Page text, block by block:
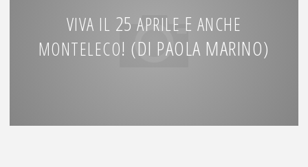
VIVA IL 25APRILE E ANCHE
MONTELECO! (DI PAOLA MARINO)